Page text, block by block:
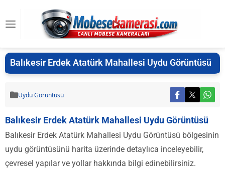
Balıkesir Erdek Atatürk Mahallesi Uydu Görüntüsü
Uydu Görüntüsü
Balıkesir Erdek Atatürk Mahallesi Uydu Görüntüsü
Balıkesir Erdek Atatürk Mahallesi Uydu Görüntüsü bölgesinin
uydu görüntüsünü harita üzerinde detaylıca inceleyebilir,
çevresel yapılar ve yollar hakkında bilgi edinebilirsiniz.